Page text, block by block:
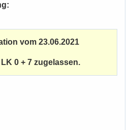
vom 23.06.2021
LK 0 + 7 zugelassen.